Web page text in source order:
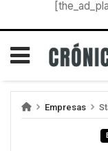
Empresas